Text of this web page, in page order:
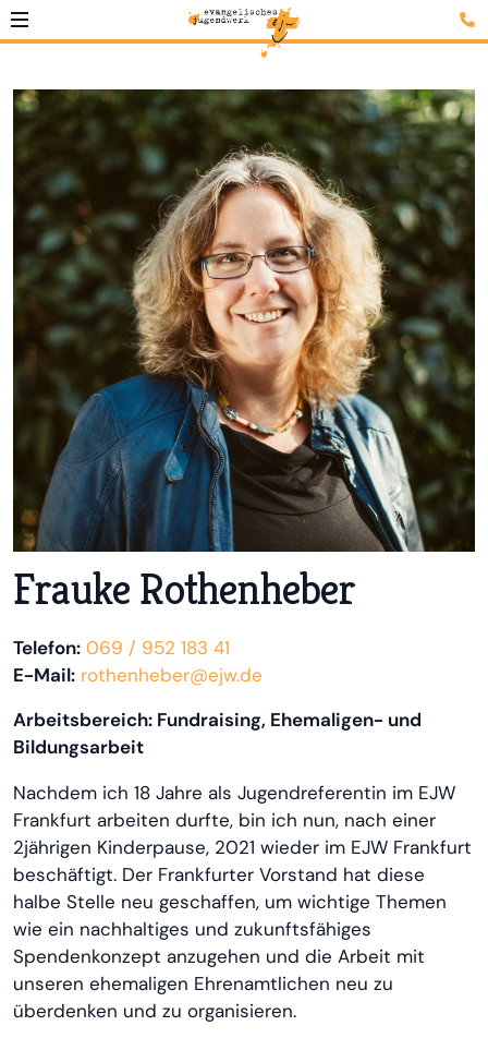
Frauke Rothenheber
Telefon: 069 / 952 183 41
E-Mail: rothenheber@ejw.de
Arbeitsbereich: Fundraising, Ehemaligen- und
Bildungsarbeit
Nachdem ich 18 Jahre als Jugendreferentin im EJW
Frankfurt arbeiten durfte, bin ich nun, nach einer
2jährigen Kinderpause, 2021 wieder im EJW Frankfurt
beschäftigt. Der Frankfurter Vorstand hat diese
halbe Stelle neu geschaffen, um wichtige Themen
wie ein nachhaltiges und zukunftsfähiges
Spendenkonzept anzugehen und die Arbeit mit
unseren ehemaligen Ehrenamtlichen neu zu
überdenken und zu organisieren.